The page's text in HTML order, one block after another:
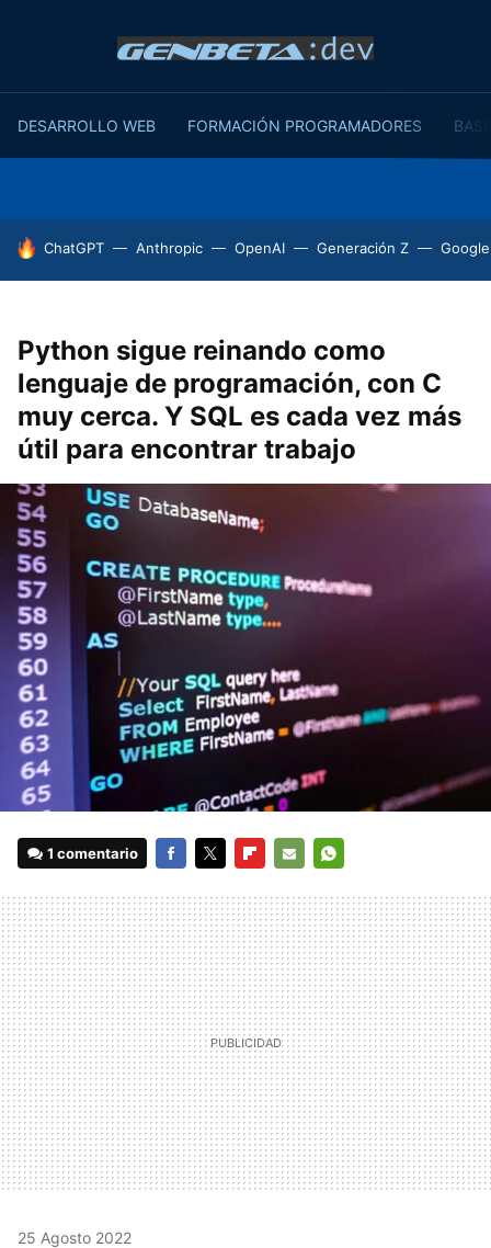
DESARROLLO WEB FORMACIÓN PROGRAMADORES
HOY SE HABLA DE
ChatGPT Anthropic OpenAI Generación Z
Python sigue reinando como
lenguaje de programación, con C
muy cerca. Y SQL es cada vez más
útil para encontrar trabajo
1 comentario
MAIL
25 Agosto 2022